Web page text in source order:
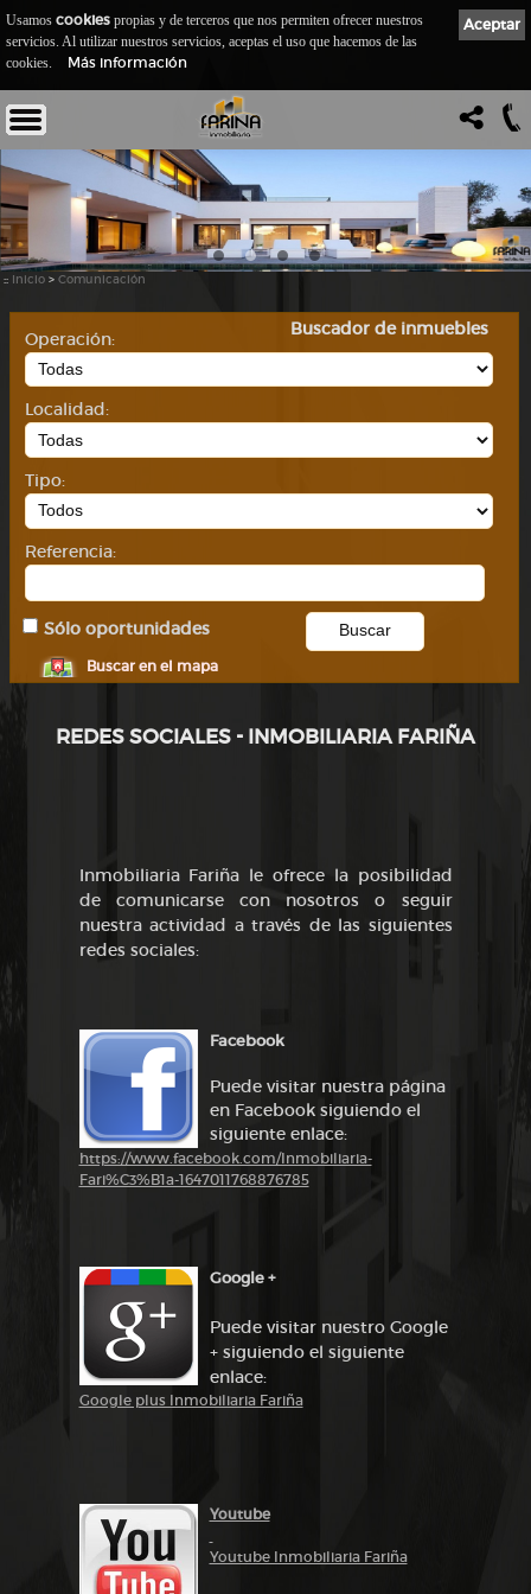
:: Inicio > Comunicación
Buscador de inmuebles
Operación:
Localidad:
Tipo:
Referencia:
Sólo oportunidades
Buscar en el mapa
REDES SOCIALES - INMOBILIARIA FARIÑA
Inmobiliaria Fariña le ofrece la posibilidad
de comunicarse con nosotros o seguir
nuestra actividad a través de las siguientes
redes sociales:
Facebook
Puede visitar nuestra página
en Facebook siguiendo el
siguiente enlace:
https://www.facebook.com/Inmobiliaria-
Fari%C3%B1a-1647011768876785
Google +
Puede visitar nuestro Google
+ siguiendo el siguiente
enlace:
Google plus Inmobiliaria Fariña
Youtube
Youtube Inmobiliaria Fariña
Aceptar
Usamos cookies propias y de terceros que nos permiten ofrecer nuestros
servicios. Al utilizar nuestros servicios, aceptas el uso que hacemos de las
cookies.
Más información